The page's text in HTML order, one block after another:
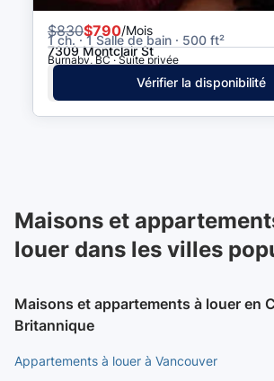
$830$790/Mois
1 ch. · 1 Salle de bain · 500 ft²
7309 Montclair St
Burnaby, BC · Suite privée
Vérifier la disponibilité
Maisons et
louer dans les villes
Maisons et appartements à louer en
Britannique
Appartements à louer à Vancouver